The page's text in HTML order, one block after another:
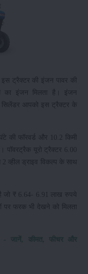
ट्रैक्टर की इंजन पावर की
का इंजन मिलता है। इंजन
आपको इस ट्रैक्टर के
की फॉरवर्ड और 10.2 किमी
पॉवरट्रैक यूरो ट्रैक्टर 6.00
व्हील ड्राइव विकल्प के साथ
जो ₹ 6.64- 6.91 लाख रुपये
पर फरक भी देखने को मिलता
- जानें, कीमत, फीचर और